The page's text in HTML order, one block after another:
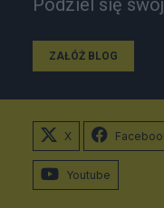
ZAŁÓŻ BLOG
X
Youtube